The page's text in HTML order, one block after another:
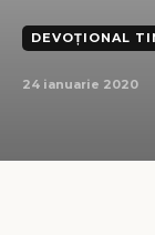
DEVOȚIONAL
24 ianuarie 2020